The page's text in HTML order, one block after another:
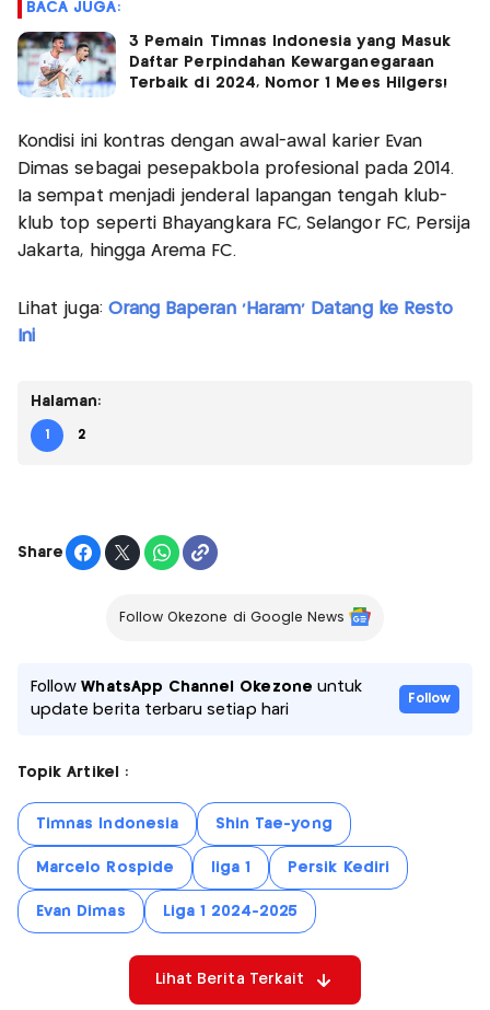
BACA JUGA:
3 Pemain Timnas Indonesia yang Masuk
Daftar Perpindahan Kewarganegaraan
Terbaik di 2024, Nomor 1 Mees Hilgers!
Kondisi ini kontras dengan awal-awal karier Evan
Dimas sebagai pesepakbola profesional pada 2014.
Ia sempat menjadi jenderal lapangan tengah klub-
klub top seperti Bhayangkara FC, Selangor FC, Persija
Jakarta, hingga Arema FC.
Lihat juga: Orang Baperan 'Haram' Datang ke Resto
Ini
Halaman:
1 2
Share
Follow Okezone di Google News
FollowWhatsApp Channel Okezone untuk
update berita terbaru setiap hari
Follow
Topik Artikel :
Timnas Indonesia Shin Tae-yong
Marcelo Rospide liga 1 Persik Kediri
Evan Dimas Liga 1 2024-2025
Lihat Berita Terkait